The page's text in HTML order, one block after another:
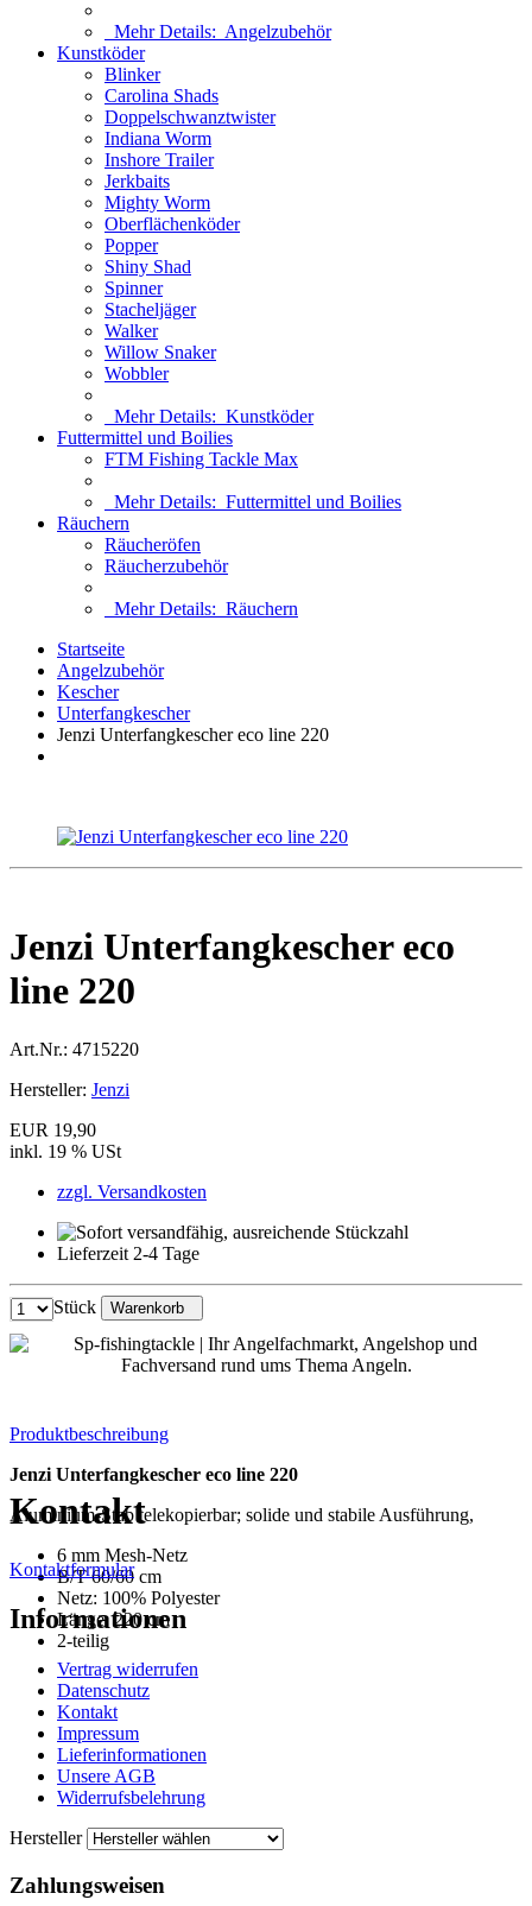
Mehr Details: Angelzubehör
Kunstköder
Blinker
Carolina Shads
Doppelschwanztwister
Indiana Worm
Inshore Trailer
Jerkbaits
Mighty Worm
Oberflächenköder
Popper
Shiny Shad
Spinner
Stacheljäger
Walker
Willow Snaker
Wobbler
Mehr Details: Kunstköder
Futtermittel und Boilies
FTM Fishing Tackle Max
Mehr Details: Futtermittel und Boilies
Räuchern
Räucheröfen
Räucherzubehör
Mehr Details: Räuchern
Startseite
Angelzubehör
Kescher
Unterfangkescher
Jenzi Unterfangkescher eco line 220
Jenzi Unterfangkescher eco
line 220
Art.Nr.: 4715220
Hersteller: Jenzi
EUR 19,90
inkl. 19 % USt
zzgl. Versandkosten
Lieferzeit 2-4 Tage
Stück Warenkorb
Produktbeschreibung
Jenzi Unterfangkescher eco line 220
Aluminium-Stab telekopierbar; solide und stabile Ausführung,
6 mm Mesh-Netz
B/T 60/60 cm
Netz: 100% Polyester
Länge: 220 cm
2-teilig
Kontakt
Kontaktformular
Informationen
Vertrag widerrufen
Datenschutz
Kontakt
Impressum
Lieferinformationen
Unsere AGB
Widerrufsbelehrung
Hersteller
Zahlungsweisen